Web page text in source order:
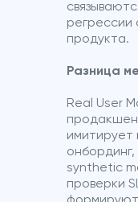
регрессии
продукта.
Разница
Real User
имитирует
онбординг,
synthetic
проверки